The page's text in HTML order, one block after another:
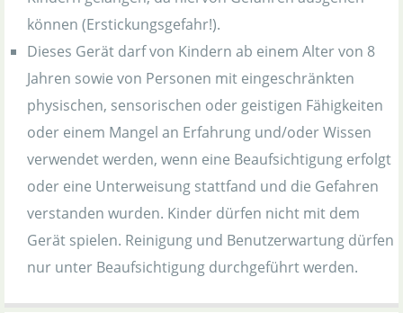
können (Erstickungsgefahr!).
Dieses Gerät darf von Kindern ab einem Alter von 8
Jahren sowie von Personen mit eingeschränkten
physischen, sensorischen oder geistigen Fähigkeiten
oder einem Mangel an Erfahrung und/oder Wissen
verwendet werden, wenn eine Beaufsichtigung erfolgt
oder eine Unterweisung stattfand und die Gefahren
verstanden wurden. Kinder dürfen nicht mit dem
Gerät spielen. Reinigung und Benutzerwartung dürfen
nur unter Beaufsichtigung durchgeführt werden.